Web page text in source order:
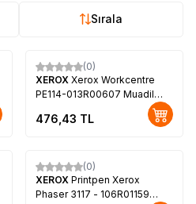
Sırala
(0)
XEROX Xerox Workcentre
PE114-013R00607 Muadil
476,43 TL
(0)
XEROX Printpen Xerox
Phaser 3117 - 106R01159